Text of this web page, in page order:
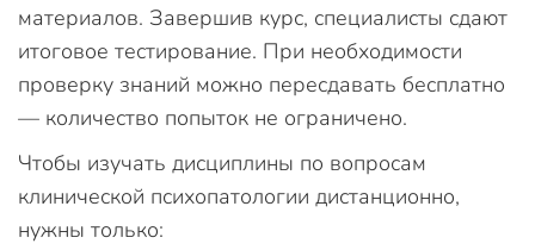
материалов. Завершив курс, специалисты сдают
итоговое тестирование. При необходимости
проверку знаний можно пересдавать бесплатно
— количество попыток не ограничено.
Чтобы изучать дисциплины по вопросам
клинической психопатологии дистанционно,
нужны только: